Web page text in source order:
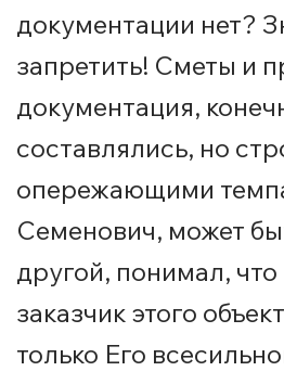
документации нет?
запретить! Сметы и
документация,
составлялись, но
опережающими
Семенович, может
другой, понимал,
заказчик этого
только Его